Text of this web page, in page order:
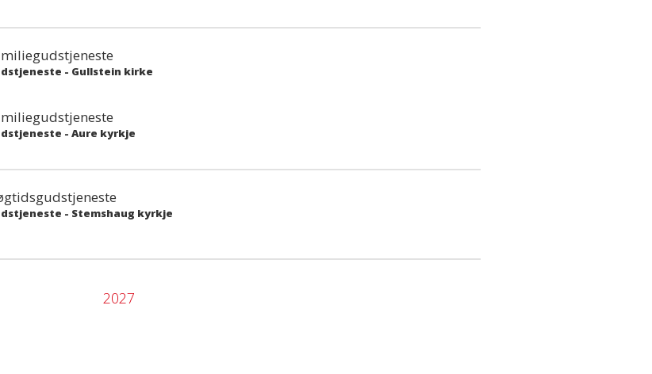
- Gullstein kirke
- Aure kyrkje
- Stemshaug kyrkje
2027